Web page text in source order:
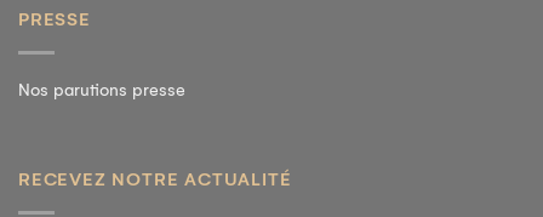
PRESSE
Nos parutions presse
RECEVEZ NOTRE ACTUALITÉ